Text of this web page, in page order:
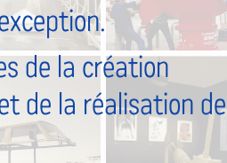
de la création
de la réalisation de